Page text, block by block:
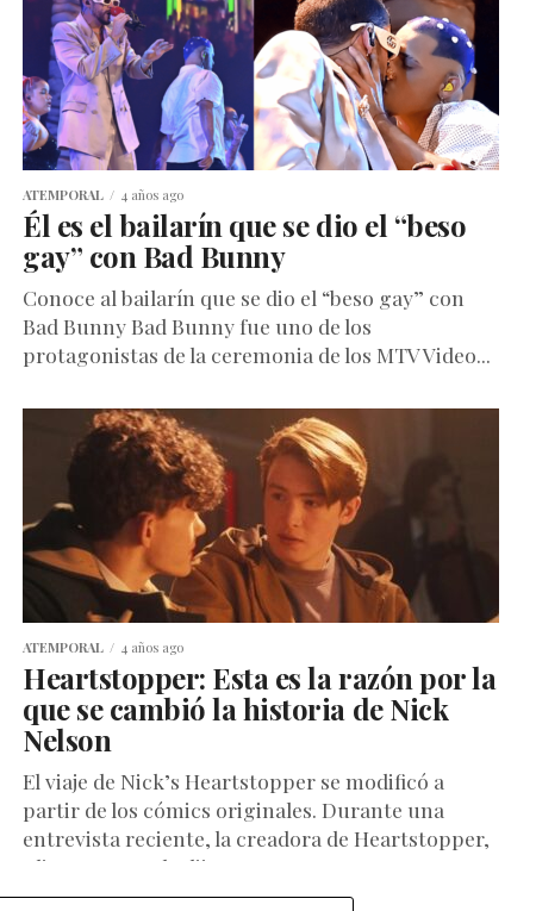
ATEMPORAL 4 años ago
Él es el bailarín que se dio el “beso
gay” con Bad Bunny
Conoce al bailarín que se dio el “beso gay” con
Bad Bunny Bad Bunny fue uno de los
protagonistas de la ceremonia de los MTV Video...
ATEMPORAL 4 años ago
Heartstopper: Esta es la razón por la
que se cambió la historia de Nick
Nelson
El viaje de Nick’s Heartstopper se modificó a
partir de los cómics originales. Durante una
entrevista reciente, la creadora de Heartstopper,
Alice Oseman, le dijo a...